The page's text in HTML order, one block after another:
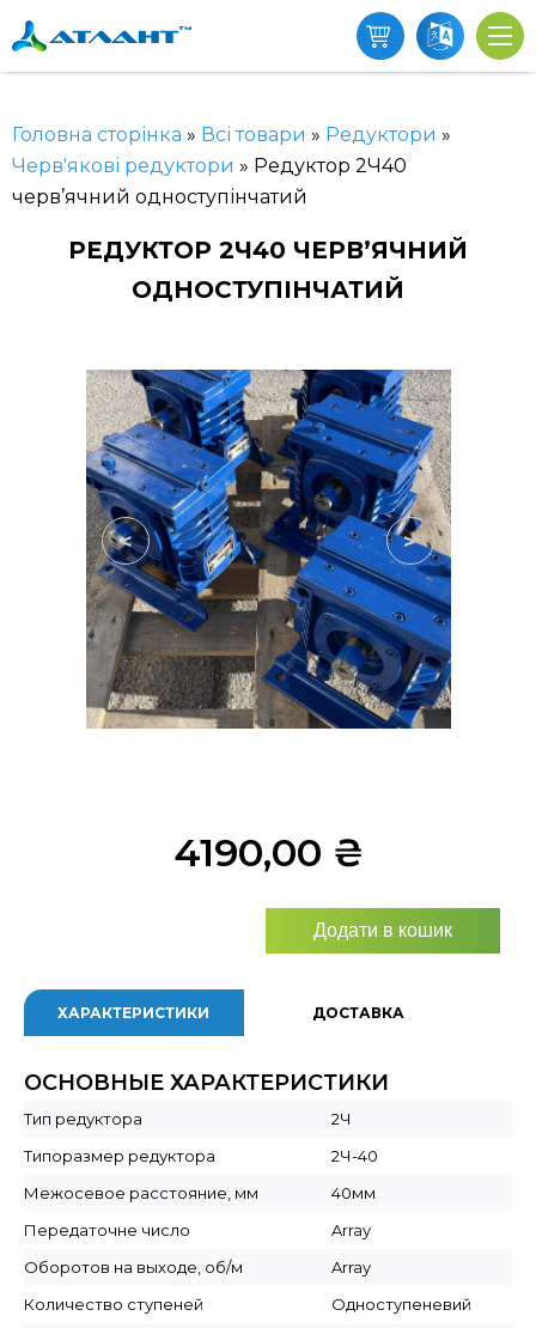
Головна сторінка » Всі товари » Редуктори »
Черв'якові редуктори » Редуктор 2Ч40
черв’ячний одноступінчатий
РЕДУКТОР 2Ч40 ЧЕРВ’ЯЧНИЙ
ОДНОСТУПІНЧАТИЙ
< >
4190,00 ₴
Додати в кошик
ХАРАКТЕРИСТИКИ ДОСТАВКА
ОСНОВНЫЕ ХАРАКТЕРИСТИКИ
Тип редуктора
2Ч
Типоразмер редуктора
2Ч-40
Межосевое расстояние, мм
40мм
Передаточне число
Array
Оборотов на выходе, об/м
Array
Количество ступеней
Одноступеневий